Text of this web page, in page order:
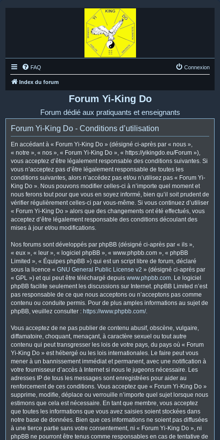
FAQ Connexion
Index du forum
Forum Yi-King Do
Forum dédié aux pratiquants et enseignants
Forum Yi-King Do - Conditions d’utilisation
En accédant à « Forum Yi-King Do » (désigné ci-après par « nous »,
« notre », « nos », « Forum Yi-King Do », « https://yikingdo.eu/Forum »),
vous acceptez d’être légalement responsable des conditions suivantes. Si
vous n’acceptez pas d’être légalement responsable de toutes les
conditions suivantes, alors n’accédez pas et/ou n’utilisez pas « Forum Yi-
King Do ». Nous pouvons modifier celles-ci à n’importe quel moment et
nous ferons tout pour que vous en soyez informé, bien qu’il soit prudent de
vérifier régulièrement celles-ci par vous-même. Si vous continuez d’utiliser
« Forum Yi-King Do » alors que des changements ont été effectués, vous
acceptez d’être légalement responsable des conditions découlant des
mises à jour et/ou modifications.
Nos forums sont développés par phpBB (désigné ci-après par « ils »,
« eux », « leur », « logiciel phpBB », « www.phpbb.com », « phpBB
Limited », « Équipes phpBB ») qui est un script libre de forum, déclaré
sous la licence « GNU General Public License v2 » (désigné ci-après par
« GPL ») et qui peut être téléchargé depuis www.phpbb.com. Le logiciel
phpBB facilite seulement les discussions sur Internet. phpBB Limited n’est
pas responsable de ce que nous acceptons ou n’acceptons pas comme
contenu ou conduite permis. Pour de plus amples informations au sujet de
phpBB, veuillez consulter : https://www.phpbb.com/.
Vous acceptez de ne pas publier de contenu abusif, obscène, vulgaire,
diffamatoire, choquant, menaçant, à caractère sexuel ou tout autre
contenu qui peut transgresser les lois de votre pays, du pays où « Forum
Yi-King Do » est hébergé ou les lois internationales. Le faire peut vous
mener à un bannissement immédiat et permanent, avec une notification à
votre fournisseur d’accès à Internet si nous le jugeons nécessaire. Les
adresses IP de tous les messages sont enregistrées pour aider au
renforcement de ces conditions. Vous acceptez que « Forum Yi-King Do »
supprime, modifie, déplace ou verrouille n’importe quel sujet lorsque nous
estimons que cela est nécessaire. En tant que membre, vous acceptez
que toutes les informations que vous avez saisies soient stockées dans
notre base de données. Bien que ces informations ne soient pas diffusées
à une tierce partie sans votre consentement, ni « Forum Yi-King Do », ni
phpBB ne pourront être tenus comme responsables en cas de tentative de